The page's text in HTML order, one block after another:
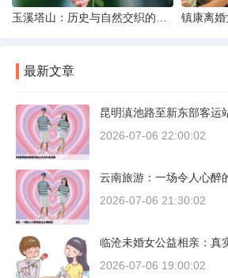
最新文章
昆明滇池路至新东部客运
2026-07-06 22:00:02
云南旅游：一场令人心醉
2026-07-06 21:30:02
临沧未婚女公益相亲：真
2026-07-06 19:00:02